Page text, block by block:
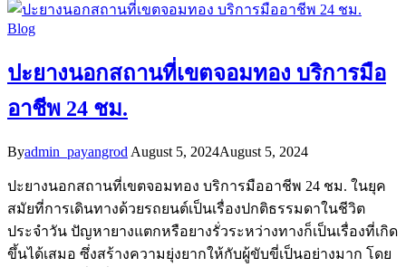
Blog
ปะยางนอกสถานที่เขตจอมทอง บริการมือ
อาชีพ 24 ชม.
Byadmin_payangrod August 5, 2024August 5, 2024
ปะยางนอกสถานที่เขตจอมทอง บริการมืออาชีพ 24 ชม. ในยุค
สมัยที่การเดินทางด้วยรถยนต์เป็นเรื่องปกติธรรมดาในชีวิต
ประจำวัน ปัญหายางแตกหรือยางรั่วระหว่างทางก็เป็นเรื่องที่เกิด
ขึ้นได้เสมอ ซึ่งสร้างความยุ่งยากให้กับผู้ขับขี่เป็นอย่างมาก โดย